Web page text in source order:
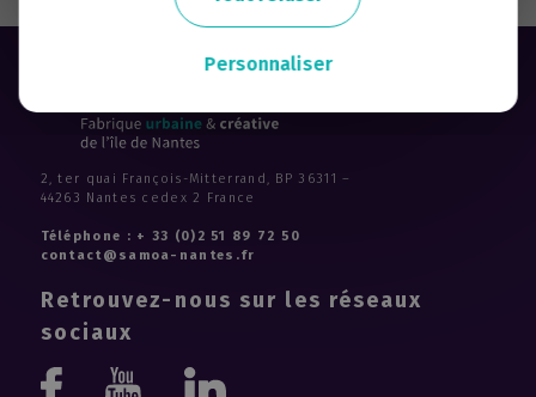
2, ter quai François-Mitterrand, BP 36311 –
44263 Nantes cedex 2 France
Téléphone : + 33 (0)2 51 89 72 50
contact@samoa-nantes.fr
Retrouvez-nous sur les réseaux
sociaux
YoutubeLinkedin
Personnaliser